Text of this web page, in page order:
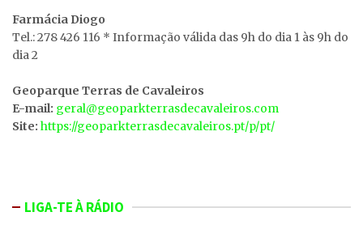
Farmácia Diogo
Tel.: 278 426 116 * Informação válida das 9h do dia 1 às 9h do
dia 2
Geoparque Terras de Cavaleiros
E-mail: geral@geoparkterrasdecavaleiros.com
Site: https://geoparkterrasdecavaleiros.pt/p/pt/
LIGA-TE À RÁDIO